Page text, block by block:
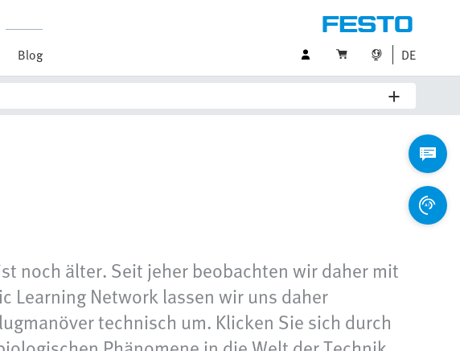
Blog DE
noch älter. Seit jeher beobachten wir daher mit
Learning Network lassen wir uns daher
technisch um. Klicken Sie sich durch